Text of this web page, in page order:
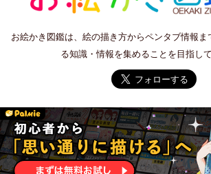
お絵かき図鑑は、絵の描き方からペンタブ情報ま
る知識・情報を集めることを目指して